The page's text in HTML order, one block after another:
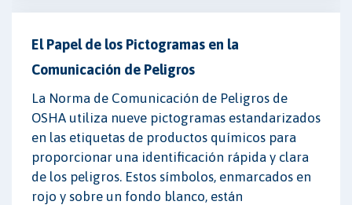
El Papel de los Pictogramas en la
Comunicación de Peligros
La Norma de Comunicación de Peligros de
OSHA utiliza nueve pictogramas estandarizados
en las etiquetas de productos químicos para
proporcionar una identificación rápida y clara
de los peligros. Estos símbolos, enmarcados en
rojo y sobre un fondo blanco, están